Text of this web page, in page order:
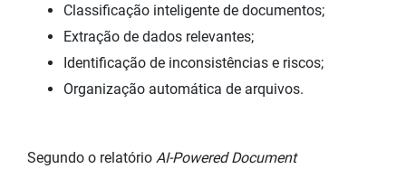
Classificação inteligente de documentos;
Extração de dados relevantes;
Identificação de inconsistências e riscos;
Organização automática de arquivos.
Segundo o relatório AI-Powered Document